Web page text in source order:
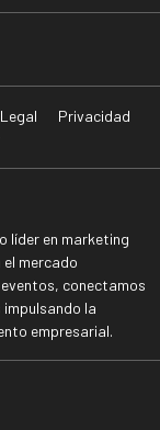
Privacidad
líder en marketing
mercado
conectamos
la
empresarial.